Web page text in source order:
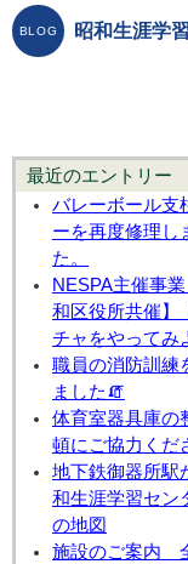
昭和生涯学
最近のエントリー
バレーボール支
ーを再度修理し
た。
NESPA主催事
和区役所共催】
チャをやってみ
職員の消防訓練
ました🧯
体育室器具庫の
頓にご協力くだ
地下鉄御器所駅
和生涯学習セン
の地図
施設のご案内